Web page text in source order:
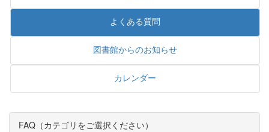
よくある質問
図書館からのお知らせ
カレンダー
FAQ（カテゴリをご選択ください）